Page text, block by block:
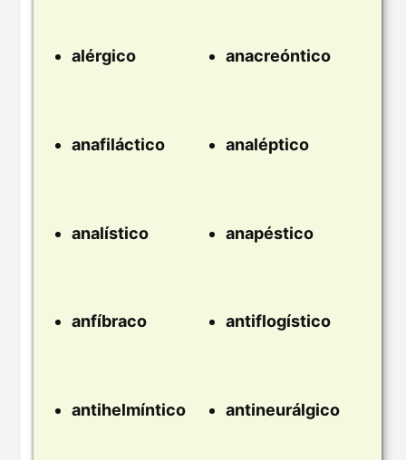
alérgico anacreóntico
anafiláctico analéptico
analístico anapéstico
anfíbraco antiflogístico
antihelmíntico antineurálgico